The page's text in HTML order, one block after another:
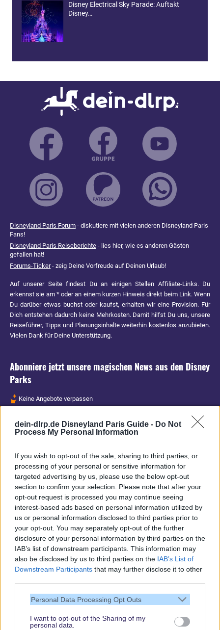
dein-dlrp.de Disneyland Paris Guide - Do Not
Process My Personal Information
If you wish to opt-out of the sale, sharing to third parties, or
processing of your personal or sensitive information for
targeted advertising by us, please use the below opt-out
section to confirm your selection. Please note that after your
opt-out request is processed you may continue seeing
interest-based ads based on personal information utilized by
us or personal information disclosed to third parties prior to
your opt-out. You may separately opt-out of the further
disclosure of your personal information by third parties on the
IAB’s list of downstream participants. This information may
also be disclosed by us to third parties on the IAB’s List of
Downstream Participants that may further disclose it to other
Personal Data Processing Opt Outs
I want to opt-out of the Sharing of my
personal data.
Disney Electrical Sky Parade: Auftakt
Disney…
Disneyland Paris Forum - diskutiere mit vielen anderen Disneyland Paris
Fans!
Disneyland Paris Reiseberichte - lies hier, wie es anderen Gästen
gefallen hat!
Forums-Ticker- zeig Deine Vorfreude auf Deinen Urlaub!
Auf unserer Seite findest Du an einigen Stellen Affiliate-Links. Du
erkennst sie am * oder an einem kurzen Hinweis direkt beim Link. Wenn
Du darüber etwas buchst oder kaufst, erhalten wir eine Provision. Für
Dich entstehen dadurch keine Mehrkosten. Damit hilfst Du uns, unsere
Reiseführer, Tipps und Planungsinhalte weiterhin kostenlos anzubieten.
Vielen Dank für Deine Unterstützung.
Abonniere jetzt unsere magischen News aus den Disney
Parks
Keine Angebote verpassen
Spannende Lesetipps
Vielen Dank,
dass Du unsere
Seite liest.